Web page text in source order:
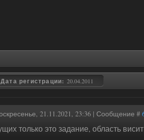
Дата регистрации: 20.04.2011
21.11.2021, 23:36 | Сообщение #
только это задание, область